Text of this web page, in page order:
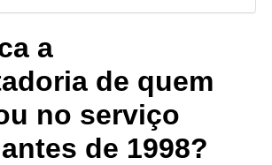
a
de quem
no serviço
de 1998?